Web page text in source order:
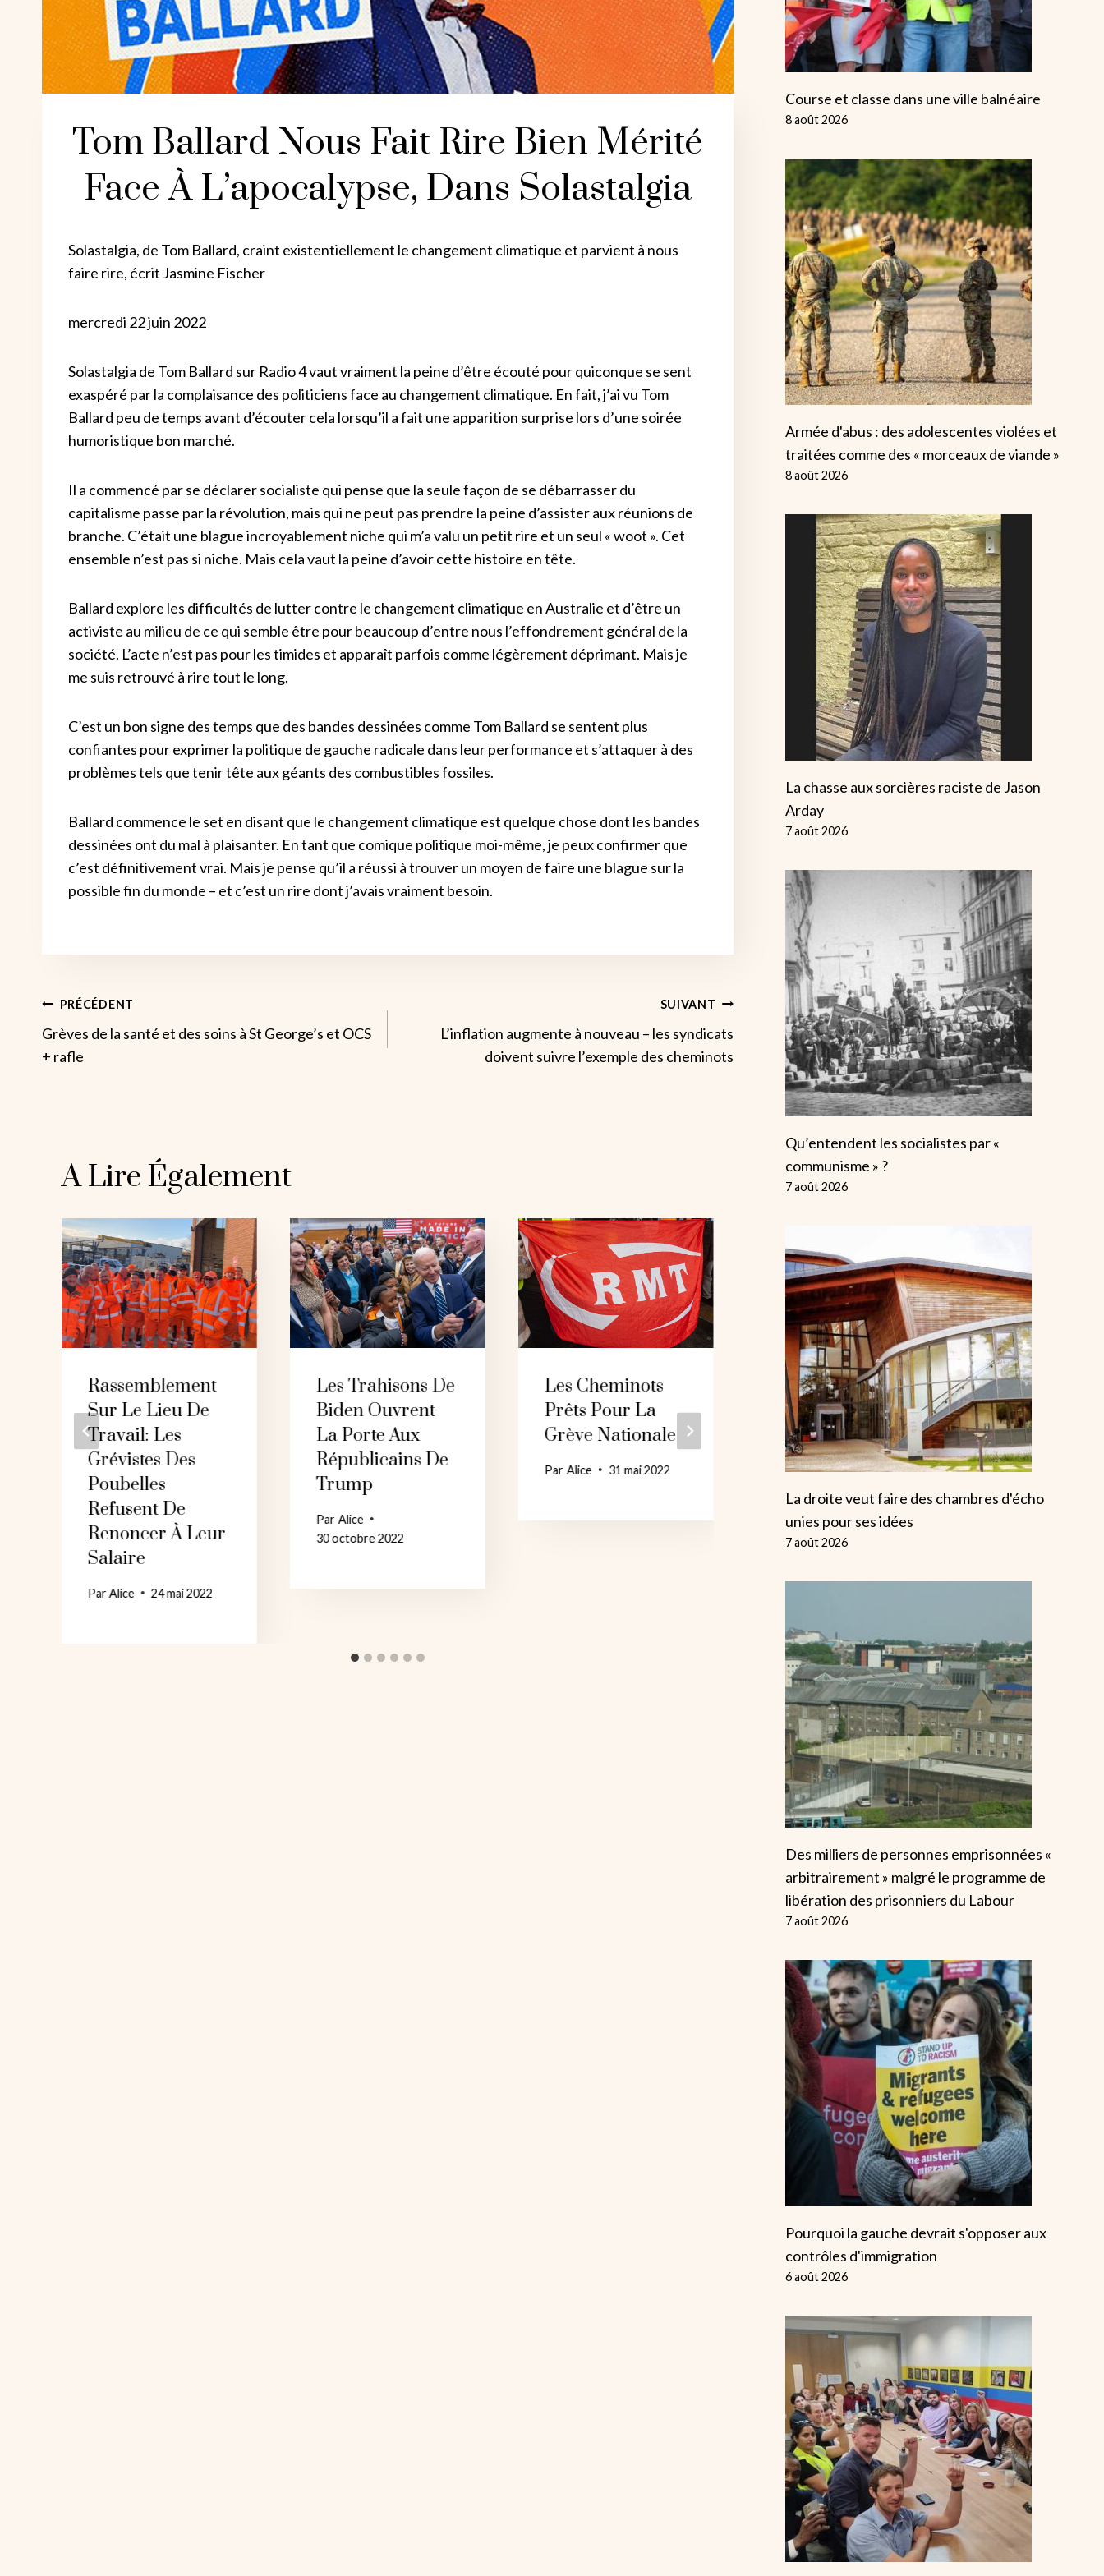
Tom Ballard Nous Fait Rire Bien Mérité
Face À L’apocalypse, Dans Solastalgia
Solastalgia, de Tom Ballard, craint existentiellement le changement climatique et parvient à nous
faire rire, écrit Jasmine Fischer
mercredi 22 juin 2022
Solastalgia de Tom Ballard sur Radio 4 vaut vraiment la peine d’être écouté pour quiconque se sent
exaspéré par la complaisance des politiciens face au changement climatique. En fait, j’ai vu Tom
Ballard peu de temps avant d’écouter cela lorsqu’il a fait une apparition surprise lors d’une soirée
humoristique bon marché.
Il a commencé par se déclarer socialiste qui pense que la seule façon de se débarrasser du
capitalisme passe par la révolution, mais qui ne peut pas prendre la peine d’assister aux réunions de
branche. C’était une blague incroyablement niche qui m’a valu un petit rire et un seul « woot ». Cet
ensemble n’est pas si niche. Mais cela vaut la peine d’avoir cette histoire en tête.
Ballard explore les difficultés de lutter contre le changement climatique en Australie et d’être un
activiste au milieu de ce qui semble être pour beaucoup d’entre nous l’effondrement général de la
société. L’acte n’est pas pour les timides et apparaît parfois comme légèrement déprimant. Mais je
me suis retrouvé à rire tout le long.
C’est un bon signe des temps que des bandes dessinées comme Tom Ballard se sentent plus
confiantes pour exprimer la politique de gauche radicale dans leur performance et s’attaquer à des
problèmes tels que tenir tête aux géants des combustibles fossiles.
Ballard commence le set en disant que le changement climatique est quelque chose dont les bandes
dessinées ont du mal à plaisanter. En tant que comique politique moi-même, je peux confirmer que
c’est définitivement vrai. Mais je pense qu’il a réussi à trouver un moyen de faire une blague sur la
possible fin du monde – et c’est un rire dont j’avais vraiment besoin.
Navigation
De
PRÉCÉDENT
Grèves de la santé et des soins à St George’s et OCS
+ rafle
SUIVANT
L’inflation augmente à nouveau – les syndicats
doivent suivre l’exemple des cheminots
A Lire Également
Rassemblement
Sur Le Lieu De
Travail: Les
Grévistes Des
Poubelles
Refusent De
Renoncer À Leur
Salaire
ParAlice 24 mai 2022
Les Trahisons De
Biden Ouvrent
La Porte Aux
Républicains De
Trump
ParAlice
30 octobre 2022
Les Cheminots
Prêts Pour La
Grève Nationale
ParAlice 31 mai 2022
Pourquoi Il Est
Faux De Dire
Que Le « Lobby
Israélien »
Grande-Bretagne
ParAlice 3 mars 2024
«La Colère
L'élan
Militante
Migrants
Course et classe dans une ville balnéaire
8 août 2026
Armée d'abus : des adolescentes violées et
traitées comme des « morceaux de viande »
8 août 2026
La chasse aux sorcières raciste de Jason
Arday
7 août 2026
Qu’entendent les socialistes par «
communisme » ?
7 août 2026
La droite veut faire des chambres d'écho
unies pour ses idées
7 août 2026
Des milliers de personnes emprisonnées «
arbitrairement » malgré le programme de
libération des prisonniers du Labour
7 août 2026
Pourquoi la gauche devrait s'opposer aux
contrôles d'immigration
6 août 2026